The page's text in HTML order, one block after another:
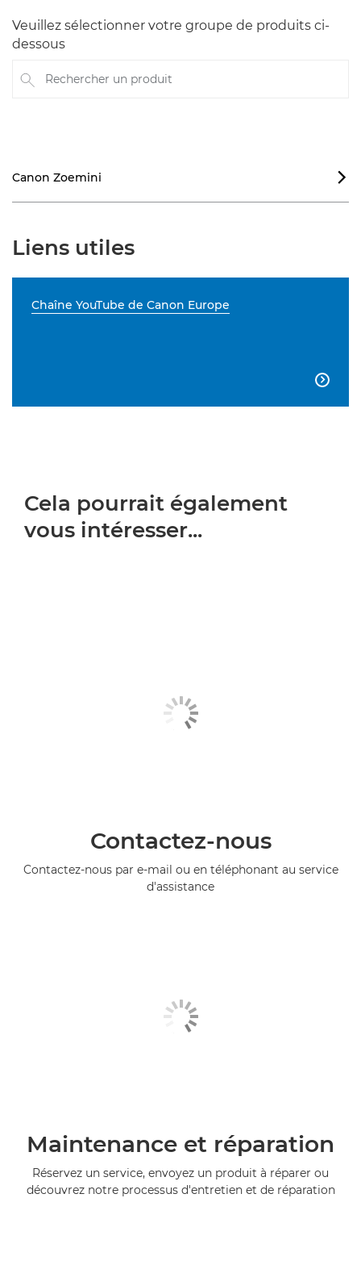
Veuillez sélectionner votre groupe de produits ci-
dessous
Rechercher un produit
Canon Zoemini 
Liens utiles
Chaîne YouTube de Canon Europe

Cela pourrait également
vous intéresser...
Contactez-nous
Contactez-nous par e-mail ou en téléphonant au service
d'assistance
Maintenance et réparation
Réservez un service, envoyez un produit à réparer ou
découvrez notre processus d'entretien et de réparation